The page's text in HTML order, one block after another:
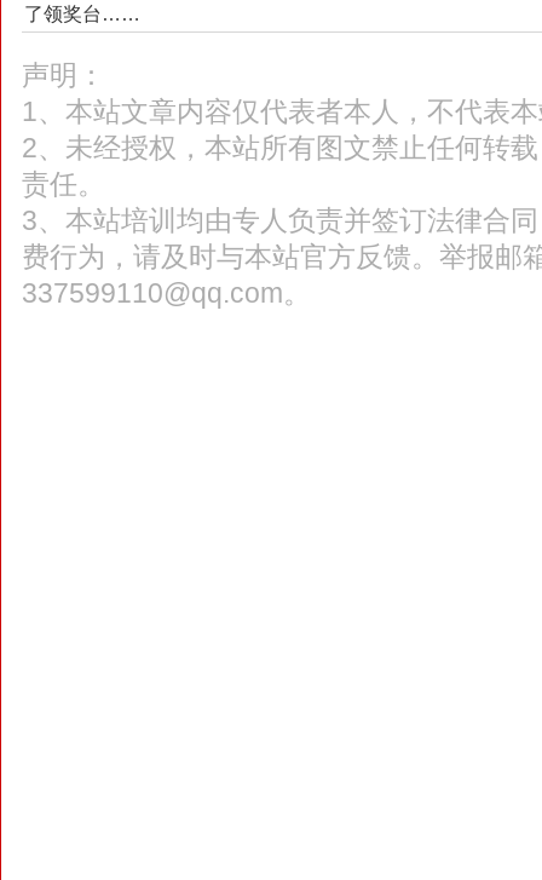
了领奖台……
声明：
1、本站文章内容仅代表者本人，不代表
2、未经授权，本站所有图文禁止任何转
责任。
3、本站培训均由专人负责并签订法律合
费行为，请及时与本站官方反馈。举报邮
337599110@qq.com。